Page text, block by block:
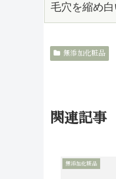
毛穴を縮め
無添加化粧品
関連記事
無添加化粧品